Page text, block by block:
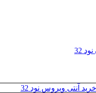
32
خرید آنتی ویروس نود 32